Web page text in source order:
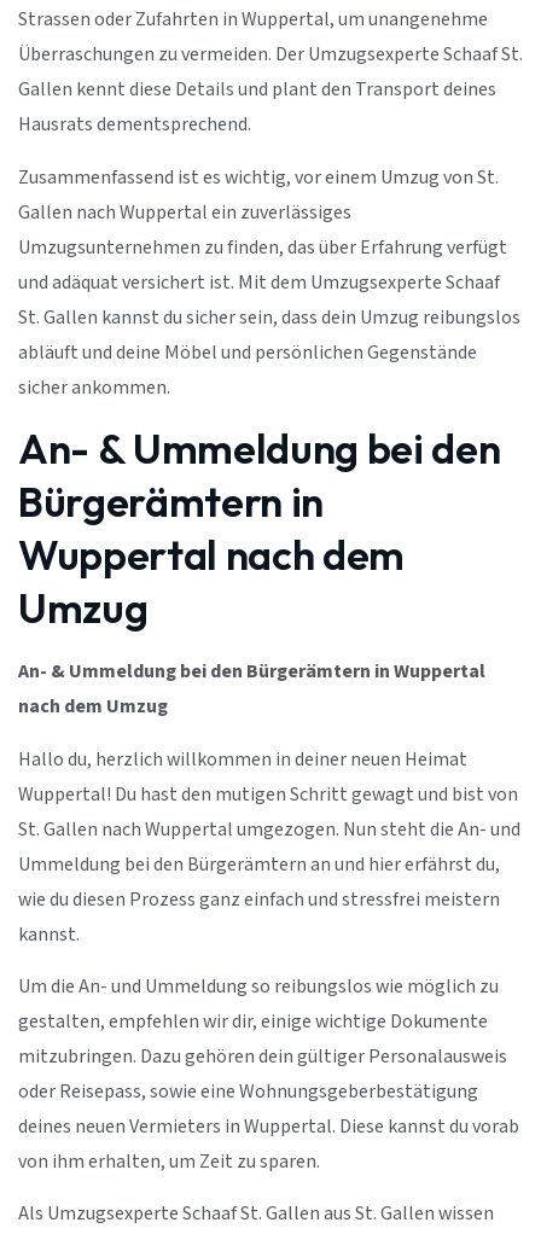
Strassen oder Zufahrten in Wuppertal, um unangenehme
Überraschungen zu vermeiden. Der Umzugsexperte Schaaf St.
Gallen kennt diese Details und plant den Transport deines
Hausrats dementsprechend.
Zusammenfassend ist es wichtig, vor einem Umzug von St.
Gallen nach Wuppertal ein zuverlässiges
Umzugsunternehmen zu finden, das über Erfahrung verfügt
und adäquat versichert ist. Mit dem Umzugsexperte Schaaf
St. Gallen kannst du sicher sein, dass dein Umzug reibungslos
abläuft und deine Möbel und persönlichen Gegenstände
sicher ankommen.
An- & Ummeldung bei den
Bürgerämtern in
Wuppertal nach dem
Umzug
An- & Ummeldung bei den Bürgerämtern in Wuppertal
nach dem Umzug
Hallo du, herzlich willkommen in deiner neuen Heimat
Wuppertal! Du hast den mutigen Schritt gewagt und bist von
St. Gallen nach Wuppertal umgezogen. Nun steht die An- und
Ummeldung bei den Bürgerämtern an und hier erfährst du,
wie du diesen Prozess ganz einfach und stressfrei meistern
kannst.
Um die An- und Ummeldung so reibungslos wie möglich zu
gestalten, empfehlen wir dir, einige wichtige Dokumente
mitzubringen. Dazu gehören dein gültiger Personalausweis
oder Reisepass, sowie eine Wohnungsgeberbestätigung
deines neuen Vermieters in Wuppertal. Diese kannst du vorab
von ihm erhalten, um Zeit zu sparen.
Als Umzugsexperte Schaaf St. Gallen aus St. Gallen wissen